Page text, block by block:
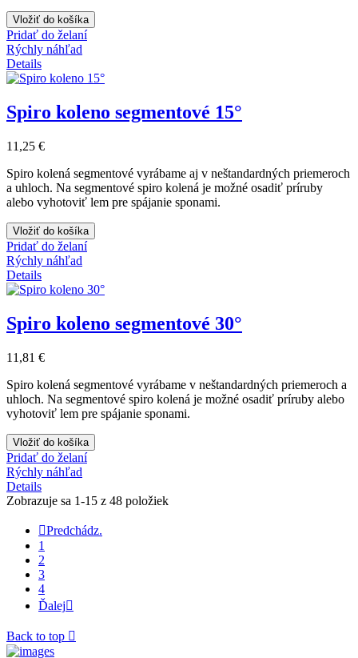
Vložiť do košíka
Pridať do želaní
Rýchly náhľad
Details
Spiro koleno segmentové 15°
11,25 €
Spiro kolená segmentové vyrábame aj v neštandardných priemeroch
a uhloch. Na segmentové spiro kolená je možné osadiť príruby
alebo vyhotoviť lem pre spájanie sponami.
Vložiť do košíka
Pridať do želaní
Rýchly náhľad
Details
Spiro koleno segmentové 30°
11,81 €
Spiro kolená segmentové vyrábame v neštandardných priemeroch a
uhloch. Na segmentové spiro kolená je možné osadiť príruby alebo
vyhotoviť lem pre spájanie sponami.
Vložiť do košíka
Pridať do želaní
Rýchly náhľad
Details
Zobrazuje sa 1-15 z 48 položiek
Predchádz.
1
2
3
4
Ďalej
Back to top 